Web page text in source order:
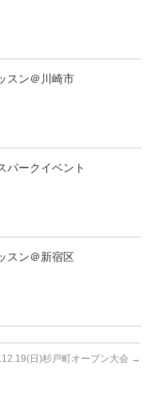
スン＠川崎市
パークイベント
スン＠新宿区
日)杉戸町オープン大会 →